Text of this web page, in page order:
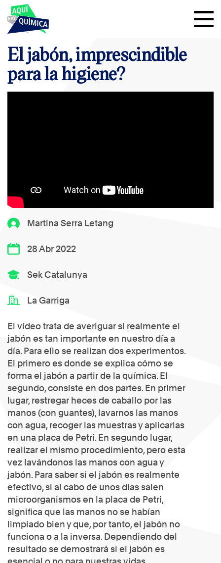
Martina Serra Letang
28 Abr 2022
Sek Catalunya
La Garriga
El vídeo trata de averiguar si realmente el
jabón es tan importante en nuestro día a
día. Para ello se realizan dos experimentos.
El primero es donde se explica cómo se
forma el jabón a partir de la química. El
segundo, consiste en dos partes. En primer
lugar, restregar heces de caballo por las
manos (con guantes), lavarnos las manos
con agua, recoger las muestras y aplicarlas
en una placa de Petri. En segundo lugar,
realizar el mismo procedimiento, pero esta
vez lavándonos las manos con agua y
jabón. Para saber si el jabón es realmente
efectivo, si al cabo de unos días salen
microorganismos en la placa de Petri,
significa que las manos no se habían
limpiado bien y que, por tanto, el jabón no
funciona o a la inversa. Dependiendo del
resultado se demostrará si el jabón es
El jabón, imprescindible
para la higiene?